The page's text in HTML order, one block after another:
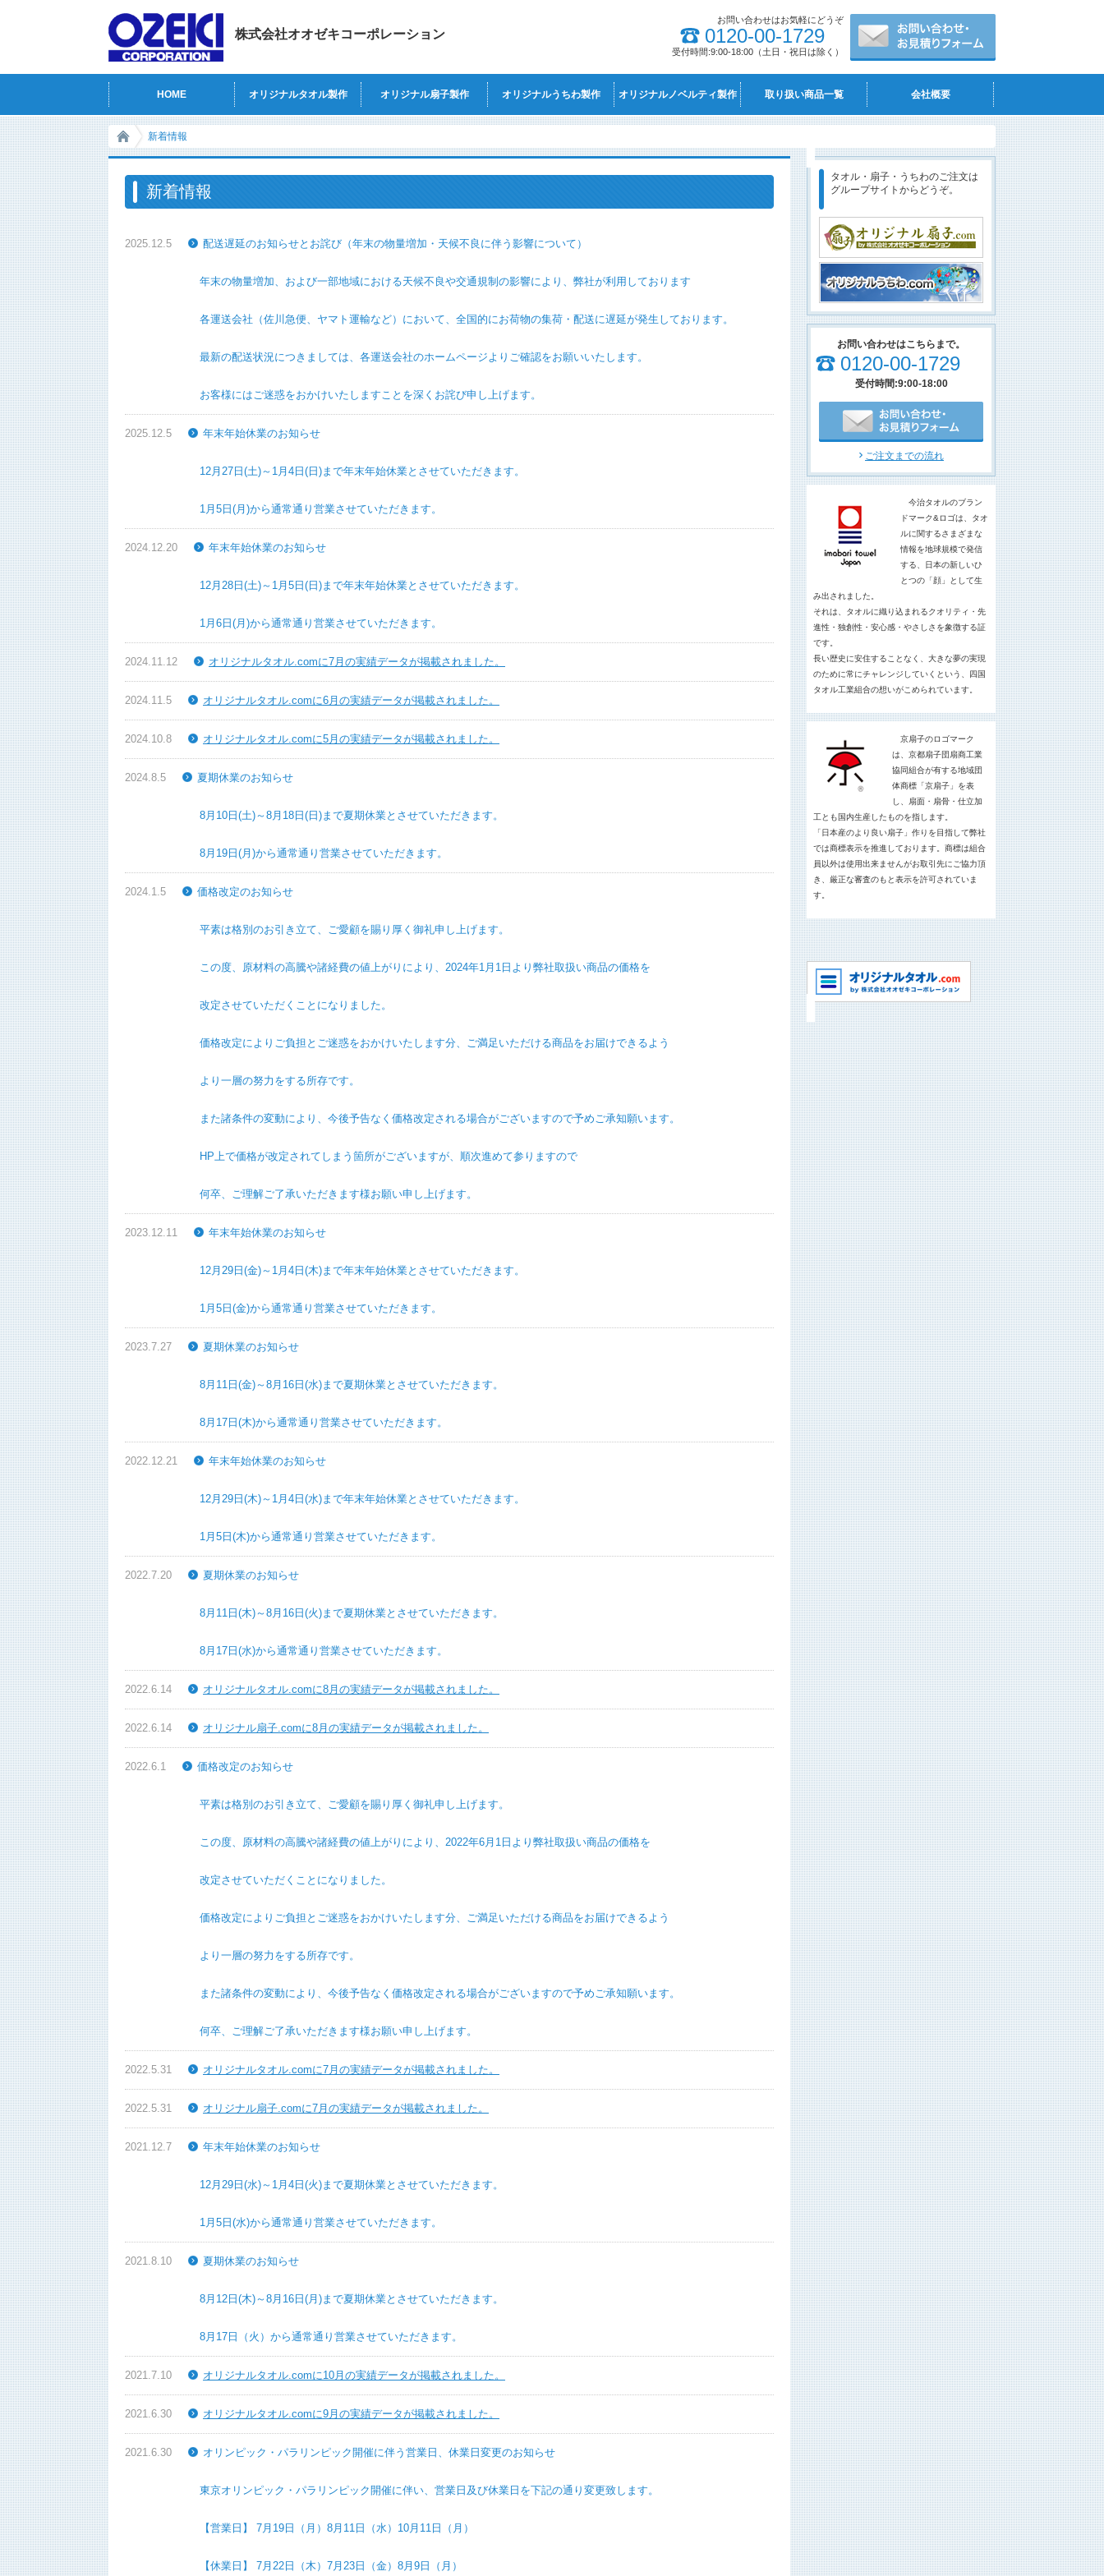
株式会社オオゼキコーポレーション
お問い合わせはお気軽にどうぞ
0120-00-1729
受付時間:9:00-18:00（土日・祝日は除く）
HOME オリジナルタオル製作 オリジナル扇子製作 オリジナルうちわ製作 オリジナルノベルティ製作 取り扱い商品一覧 会社概要
新着情報
新着情報
2025.12.5 配送遅延のお知らせとお詫び（年末の物量増加・天候不良に伴う影響について）
年末の物量増加、および一部地域における天候不良や交通規制の影響により、弊社が利用しております
各運送会社（佐川急便、ヤマト運輸など）において、全国的にお荷物の集荷・配送に遅延が発生しております。
最新の配送状況につきましては、各運送会社のホームページよりご確認をお願いいたします。
お客様にはご迷惑をおかけいたしますことを深くお詫び申し上げます。
2025.12.5 年末年始休業のお知らせ
12月27日(土)～1月4日(日)まで年末年始休業とさせていただきます。
1月5日(月)から通常通り営業させていただきます。
2024.12.20 年末年始休業のお知らせ
12月28日(土)～1月5日(日)まで年末年始休業とさせていただきます。
1月6日(月)から通常通り営業させていただきます。
2024.11.12 オリジナルタオル.comに7月の実績データが掲載されました。
2024.11.5 オリジナルタオル.comに6月の実績データが掲載されました。
2024.10.8 オリジナルタオル.comに5月の実績データが掲載されました。
2024.8.5 夏期休業のお知らせ
8月10日(土)～8月18日(日)まで夏期休業とさせていただきます。
8月19日(月)から通常通り営業させていただきます。
2024.1.5 価格改定のお知らせ
平素は格別のお引き立て、ご愛顧を賜り厚く御礼申し上げます。
この度、原材料の高騰や諸経費の値上がりにより、2024年1月1日より弊社取扱い商品の価格を
改定させていただくことになりました。
価格改定によりご負担とご迷惑をおかけいたします分、ご満足いただける商品をお届けできるよう
より一層の努力をする所存です。
また諸条件の変動により、今後予告なく価格改定される場合がございますので予めご承知願います。
HP上で価格が改定されてしまう箇所がございますが、順次進めて参りますので
何卒、ご理解ご了承いただきます様お願い申し上げます。
2023.12.11 年末年始休業のお知らせ
12月29日(金)～1月4日(木)まで年末年始休業とさせていただきます。
1月5日(金)から通常通り営業させていただきます。
2023.7.27 夏期休業のお知らせ
8月11日(金)～8月16日(水)まで夏期休業とさせていただきます。
8月17日(木)から通常通り営業させていただきます。
2022.12.21 年末年始休業のお知らせ
12月29日(木)～1月4日(水)まで年末年始休業とさせていただきます。
1月5日(木)から通常通り営業させていただきます。
2022.7.20 夏期休業のお知らせ
8月11日(木)～8月16日(火)まで夏期休業とさせていただきます。
8月17日(水)から通常通り営業させていただきます。
2022.6.14 オリジナルタオル.comに8月の実績データが掲載されました。
2022.6.14 オリジナル扇子.comに8月の実績データが掲載されました。
2022.6.1 価格改定のお知らせ
平素は格別のお引き立て、ご愛顧を賜り厚く御礼申し上げます。
この度、原材料の高騰や諸経費の値上がりにより、2022年6月1日より弊社取扱い商品の価格を
改定させていただくことになりました。
価格改定によりご負担とご迷惑をおかけいたします分、ご満足いただける商品をお届けできるよう
より一層の努力をする所存です。
また諸条件の変動により、今後予告なく価格改定される場合がございますので予めご承知願います。
何卒、ご理解ご了承いただきます様お願い申し上げます。
2022.5.31 オリジナルタオル.comに7月の実績データが掲載されました。
2022.5.31 オリジナル扇子.comに7月の実績データが掲載されました。
2021.12.7 年末年始休業のお知らせ
12月29日(水)～1月4日(火)まで夏期休業とさせていただきます。
1月5日(水)から通常通り営業させていただきます。
2021.8.10 夏期休業のお知らせ
8月12日(木)～8月16日(月)まで夏期休業とさせていただきます。
8月17日（火）から通常通り営業させていただきます。
2021.7.10 オリジナルタオル.comに10月の実績データが掲載されました。
2021.6.30 オリジナルタオル.comに9月の実績データが掲載されました。
2021.6.30 オリンピック・パラリンピック開催に伴う営業日、休業日変更のお知らせ
東京オリンピック・パラリンピック開催に伴い、営業日及び休業日を下記の通り変更致します。
【営業日】 7月19日（月）8月11日（水）10月11日（月）
【休業日】 7月22日（木）7月23日（金）8月9日（月）
タオル・扇子・うちわのご注文は
グループサイトからどうぞ。
お問い合わせはこちらまで。
0120-00-1729
受付時間:9:00-18:00
ご注文までの流れ
今治タオルのブラン
ドマーク&ロゴは、タオ
ルに関するさまざまな
情報を地球規模で発信
する、日本の新しいひ
とつの「顔」として生
み出されました。
それは、タオルに織り込まれるクオリティ・先
進性・独創性・安心感・やさしさを象徴する証
です。
長い歴史に安住することなく、大きな夢の実現
のために常にチャレンジしていくという、四国
タオル工業組合の想いがこめられています。
京扇子のロゴマーク
は、京都扇子団扇商工業
協同組合が有する地域団
体商標「京扇子」を表
し、扇面・扇骨・仕立加
工とも国内生産したものを指します。
「日本産のより良い扇子」作りを目指して弊社
では商標表示を推進しております。商標は組合
員以外は使用出来ませんがお取引先にご協力頂
き、厳正な審査のもと表示を許可されていま
す。